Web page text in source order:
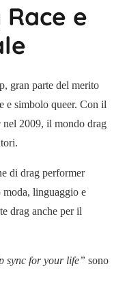
Race e
gran parte del merito
e simbolo queer. Con il
nel 2009, il mondo drag
di drag performer
moda, linguaggio e
drag anche per il
sync for your life” sono